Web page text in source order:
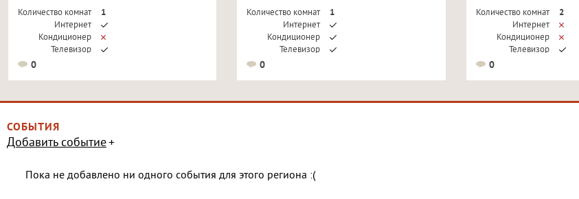
Количество комнат
1
Интернет
Кондиционер
Телевизор
0
Количество комнат
1
Интернет
Кондиционер
Телевизор
0
Количество комнат
2
Интернет
Кондиционер
Телевизор
0
СОБЫТИЯ
Добавить событие
Пока не добавлено ни одного события для этого региона :(